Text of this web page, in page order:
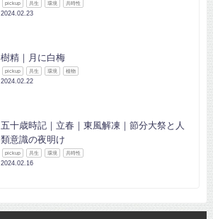
pickup 共生 環境 共時性
2024.02.23
樹精｜月に白梅
pickup 共生 環境 植物
2024.02.22
五十歳時記｜立春｜東風解凍｜節分大祭と人
類意識の夜明け
pickup 共生 環境 共時性
2024.02.16